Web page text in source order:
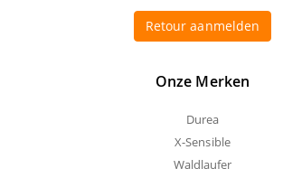
Retour aanmelden
Onze Merken
Durea
X-Sensible
Waldlaufer